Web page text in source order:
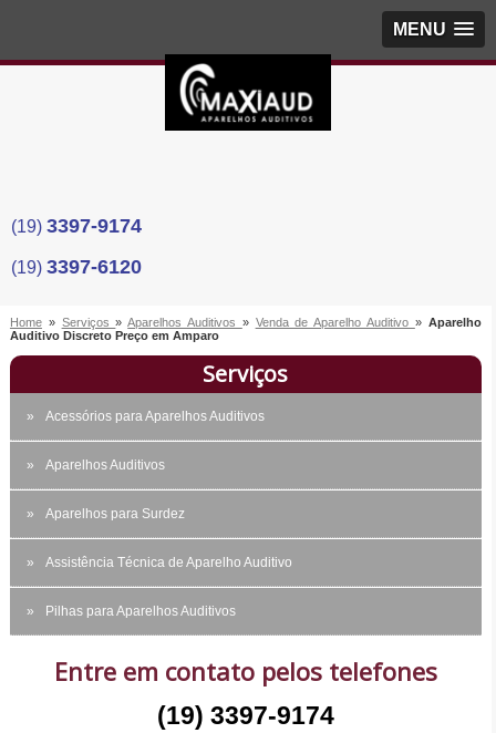
MENU
(19) 3397-9174
(19) 3397-6120
Home » Serviços»Aparelhos Auditivos » Venda de Aparelho Auditivo » Aparelho
Auditivo Discreto Preço em Amparo
Serviços
Acessórios para Aparelhos Auditivos
Aparelhos Auditivos
Aparelhos para Surdez
Assistência Técnica de Aparelho Auditivo
Pilhas para Aparelhos Auditivos
Entre em contato pelos telefones
(19) 3397-9174